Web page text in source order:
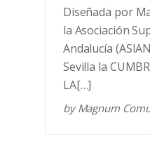
Diseñada por
la Asociación
Andalucía
Sevilla la
LA[…]
byMagnum